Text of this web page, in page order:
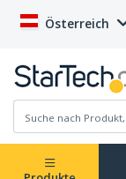
Österreich